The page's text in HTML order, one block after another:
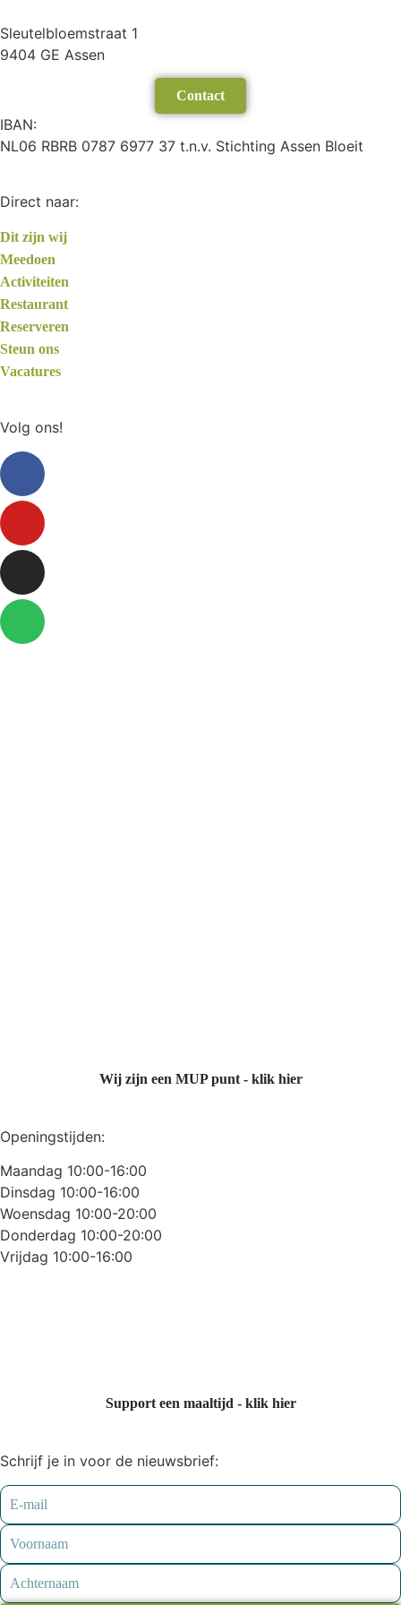
Sleutelbloemstraat 1
9404 GE Assen
Contact
IBAN:
NL06 RBRB 0787 6977 37 t.n.v. Stichting Assen Bloeit
Direct naar:
Dit zijn wij
Meedoen
Activiteiten
Restaurant
Reserveren
Steun ons
Vacatures
Volg ons!
Wij zijn een MUP punt - klik hier
Openingstijden:
Maandag 10:00-16:00
Dinsdag 10:00-16:00
Woensdag 10:00-20:00
Donderdag 10:00-20:00
Vrijdag 10:00-16:00
Support een maaltijd - klik hier
Schrijf je in voor de nieuwsbrief: